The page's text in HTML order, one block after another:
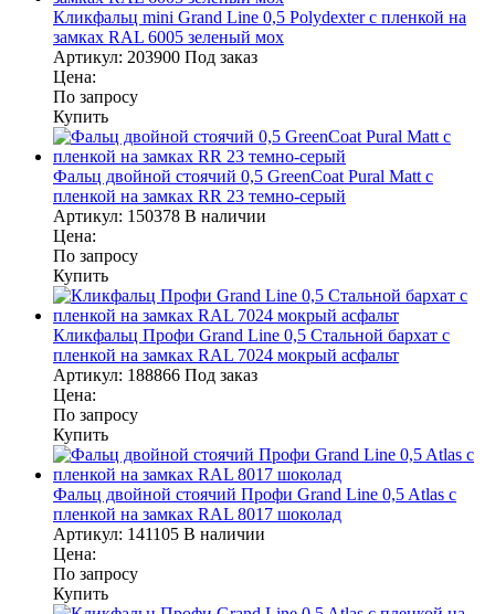
Кликфальц mini Grand Line 0,5 Polydexter с пленкой на
замках RAL 6005 зеленый мох
Артикул: 203900 Под заказ
Цена:
По запросу
Купить
Фальц двойной стоячий 0,5 GreenCoat Pural Matt с
пленкой на замках RR 23 темно-серый
Артикул: 150378 В наличии
Цена:
По запросу
Купить
Кликфальц Профи Grand Line 0,5 Стальной бархат с
пленкой на замках RAL 7024 мокрый асфальт
Артикул: 188866 Под заказ
Цена:
По запросу
Купить
Фальц двойной стоячий Профи Grand Line 0,5 Atlas с
пленкой на замках RAL 8017 шоколад
Артикул: 141105 В наличии
Цена:
По запросу
Купить